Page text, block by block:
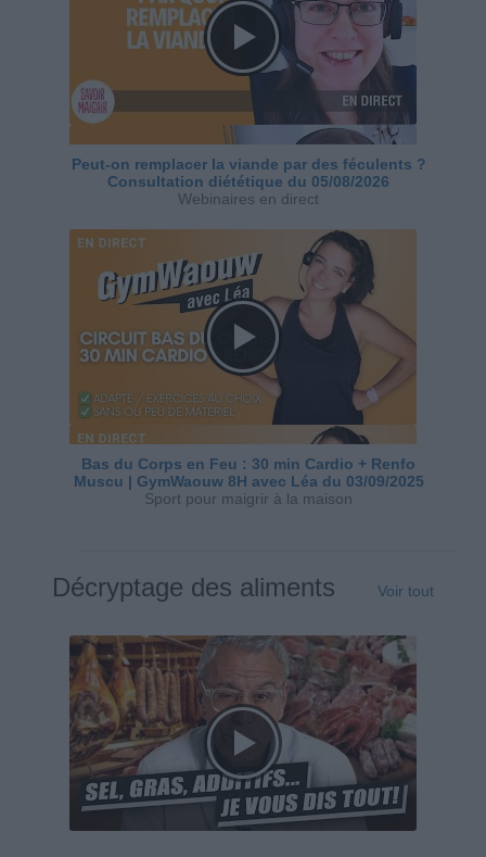
Peut-on remplacer la viande par des féculents ?
Consultation diététique du 05/08/2026
Webinaires en direct
Bas du Corps en Feu : 30 min Cardio + Renfo
Muscu | GymWaouw 8H avec Léa du 03/09/2025
Sport pour maigrir à la maison
Décryptage des aliments Voir tout